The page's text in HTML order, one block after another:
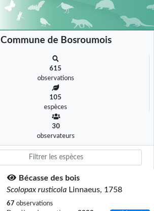
Commune de Bosroumois
615
observations
105
espèces
30
observateurs
Bécasse des bois
Scolopax rusticola Linnaeus, 1758
67 observations